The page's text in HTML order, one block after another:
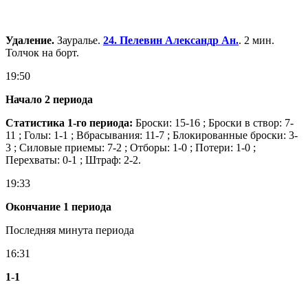
Удаление. Зауралье. 24. Пелевин Александр Ан.. 2 мин.
Толчок на борт.
19:50
Начало 2 периода
Статистика 1-го периода: Броски: 15-16 ; Броски в створ: 7-
11 ; Голы: 1-1 ; Вбрасывания: 11-7 ; Блокированные броски: 3-
3 ; Силовые приемы: 7-2 ; Отборы: 1-0 ; Потери: 1-0 ;
Перехваты: 0-1 ; Штраф: 2-2.
19:33
Окончание 1 периода
Последняя минута периода
16:31
1-1